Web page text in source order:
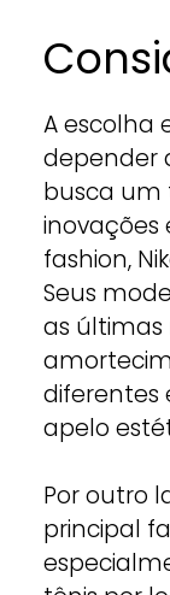
A escolha
depender
busca um
fashion,
Seus
as últimas
diferentes
apelo
Por outro
principal